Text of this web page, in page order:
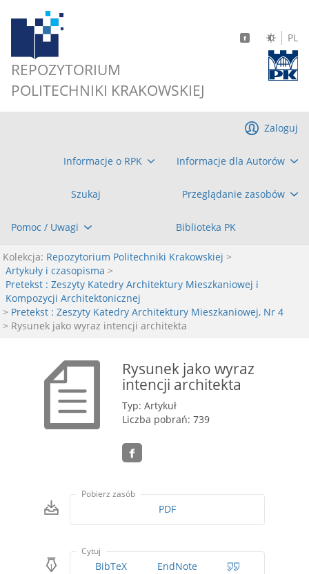
REPOZYTORIUM
POLITECHNIKI KRAKOWSKIEJ
PL
Informacje o RPK Informacje dla Autorów
Szukaj Przeglądanie zasobów
Pomoc / Uwagi Biblioteka PK
Zaloguj
Kolekcja: Repozytorium Politechniki Krakowskiej >
Artykuły i czasopisma >
Pretekst : Zeszyty Katedry Architektury Mieszkaniowej i
Kompozycji Architektonicznej
> Pretekst : Zeszyty Katedry Architektury Mieszkaniowej, Nr 4
> Rysunek jako wyraz intencji architekta
Rysunek jako wyraz
intencji architekta
Typ: Artykuł
Liczba pobrań: 739
Pobierz zasób
PDF
Cytuj
BibTeX EndNote